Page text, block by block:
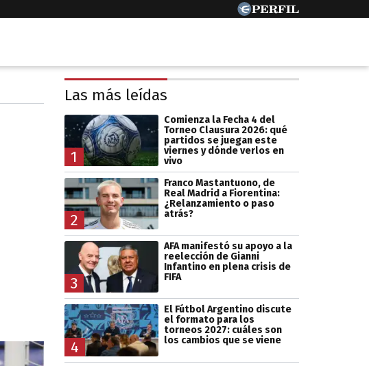
Las más leídas
1
Comienza la Fecha 4 del
Torneo Clausura 2026: qué
partidos se juegan este
viernes y dónde verlos en
vivo
2
Franco Mastantuono, de
Real Madrid a Fiorentina:
¿Relanzamiento o paso
atrás?
3
AFA manifestó su apoyo a la
reelección de Gianni
Infantino en plena crisis de
FIFA
4
El Fútbol Argentino discute
el formato para los
torneos 2027: cuáles son
los cambios que se viene